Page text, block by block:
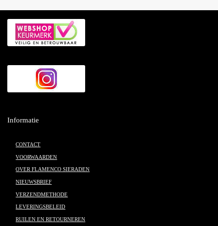
Informatie
CONTACT
VOORWAARDEN
OVER FLAMENCO SIERADEN
NIEUWSBRIEF
VERZENDMETHODE
LEVERINGSBELEID
RUILEN EN RETOURNEREN